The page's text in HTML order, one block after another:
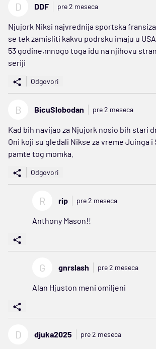
D DDF pre 2 meseca
Njujork Niksi najvrednija sportska
se tek zamisliti kakvu podrsku imaju u
53 godine,mnogo toga idu na njihovu
seriji
Odgovori
B BicuSlobodan pre 2 meseca
Kad bih navijao za Njujork nosio bih stari
Oni koji su gledali Nikse za vreme Juinga i
pamte tog momka.
Odgovori
R rip pre 2 meseca
Anthony Mason!!
G gnrslash pre 2 meseca
Alan Hjuston meni omiljeni
D djuka2025 pre 2 meseca